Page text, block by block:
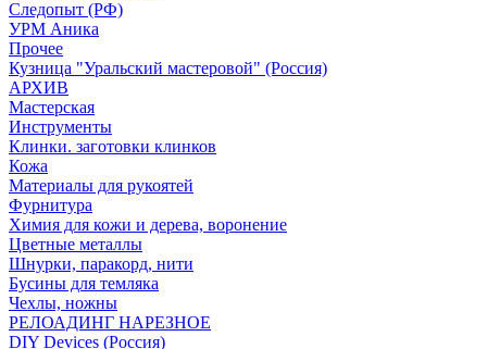
Следопыт (РФ)
УРМ Аника
Прочее
Кузница "Уральский мастеровой" (Россия)
АРХИВ
Мастерская
Инструменты
Клинки. заготовки клинков
Кожа
Материалы для рукоятей
Фурнитура
Химия для кожи и дерева, воронение
Цветные металлы
Шнурки, паракорд, нити
Бусины для темляка
Чехлы, ножны
РЕЛОАДИНГ НАРЕЗНОЕ
DIY Devices (Россия)